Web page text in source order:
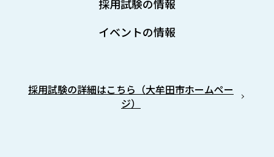
採用試験の情報
イベントの情報
採用試験の詳細はこちら（大牟田市ホームペー
ジ）